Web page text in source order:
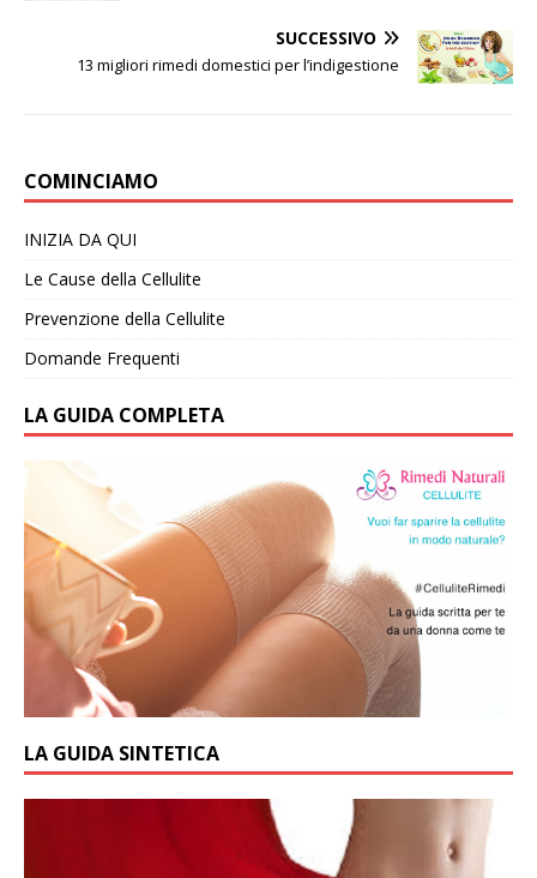
SUCCESSIVO
13 migliori rimedi domestici per l’indigestione
COMINCIAMO
INIZIA DA QUI
Le Cause della Cellulite
Prevenzione della Cellulite
Domande Frequenti
LA GUIDA COMPLETA
LA GUIDA SINTETICA